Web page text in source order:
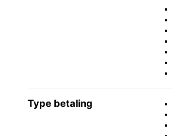
Type betaling